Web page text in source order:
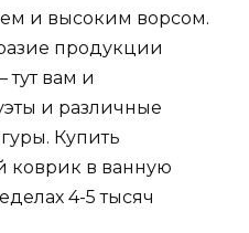
и высоким ворсом.
продукции
тут вам и
и различные
Купить
коврик в ванную
4-5 тысяч